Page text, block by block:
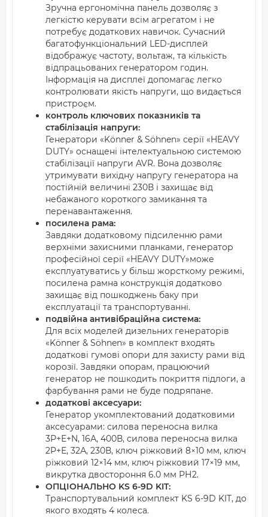
Зручна ергономічна панель дозволяє з
легкістю керувати всім агрегатом і не
потребує додаткових навичок. Сучасний
багатофункціональний LED-дисплей
відображує частоту, вольтаж, та кількість
відпрацьованих генератором годин.
Інформація на дисплеї допомагає легко
контролювати якість напруги, що видається
пристроєм.
контроль ключових показників та
стабілізація напруги:
Генератори «Könner & Söhnen» серії «HEAVY
DUTY» оснащені інтелектуальною системою
стабілізації напруги AVR. Вона дозволяє
утримувати вихідну напругу генератора на
постійній величині 230В і захищає від
небажаного короткого замикання та
перенавантаження.
посилена рама:
Завдяки додатковому підсиленню рами
верхніми захисними планками, генератор
професійної серії «HEAVY DUTY»може
експлуатуватись у більш жорсткому режимі,
посилена рамна конструкція додатково
захищає від пошкоджень баку при
експлуатації та транспортуванні.
подвійна антивібраційна система:
Для всіх моделей дизельних генераторів
«Könner & Söhnen» в комплект входять
додаткові гумові опори для захисту рами від
корозії. Завдяки опорам, працюючий
генератор не пошкодить покриття підлоги, а
фарбування рами не буде подряпане.
додаткові аксесуари:
Генератор укомплектований додатковими
аксесуарами: силова переносна вилка
3Р+Е+N, 16А, 400В, силова переносна вилка
2P+Е, 32А, 230В, ключ ріжковий 8×10 мм, ключ
ріжковий 12×14 мм, ключ ріжковий 17×19 мм,
викрутка двостороння 6.0 мм РН2.
ОПЦІОНАЛЬНО KS 6-9D KIT:
Транспортувальний комплект KS 6-9D KIT, до
якого входять 4 колеса.